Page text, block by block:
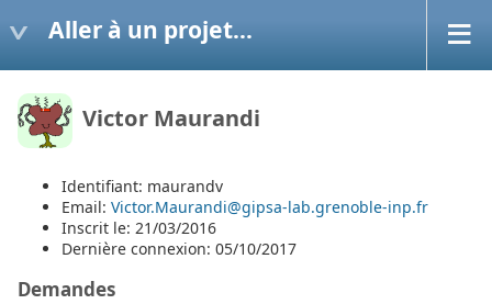
Aller à un projet...
Victor Maurandi
Identifiant: maurandv
Email: Victor.Maurandi@gipsa-lab.grenoble-inp.fr
Inscrit le: 21/03/2016
Dernière connexion: 05/10/2017
Demandes